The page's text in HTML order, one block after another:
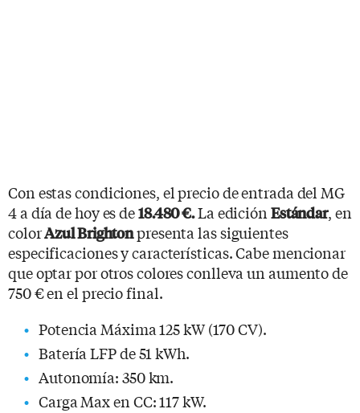
Con estas condiciones, el precio de entrada del MG
4 a día de hoy es de18.480 €.La edición Estándar, en
colorAzul Brightonpresenta las siguientes
especificaciones y características. Cabe mencionar
que optar por otros colores conlleva un aumento de
750 € en el precio final.
Potencia Máxima 125 kW (170 CV).
Batería LFP de 51 kWh.
Autonomía: 350 km.
Carga Max en CC: 117 kW.